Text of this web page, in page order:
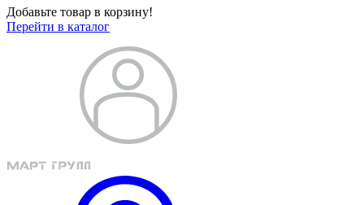
Добавьте товар в корзину!
Перейти в каталог